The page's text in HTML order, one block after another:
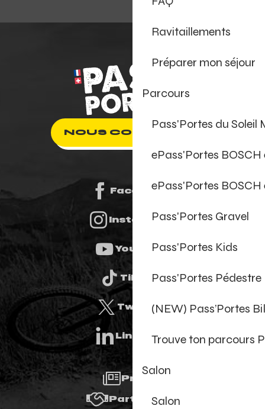
Ravitaillements
Préparer mon séjour
Parcours
Pass'Portes du Soleil
ePass'Portes
ePass'Portes
Pass'Portes Gravel
Pass'Portes Kids
Pass'Portes Pédestre
(NEW) Pass’Portes
Trouve ton parcours
Salon
Salon
NOUS CONTACTER
Facebook
Instagram
Youtube
Tiktok
Twitter
Linkedin
Presse
Partenaires